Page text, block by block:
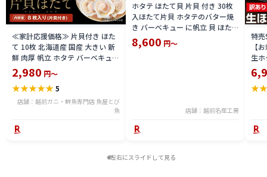
≪家計応援価格≫ 片貝付き ほた
て 10枚 北海道産 国産 大きい 新
鮮 肉厚 帆立 ホタテ バーベキュー
バター焼き グラタン バーベキュ
ー hotate
2,980 円～
★★★★★5
店舗：越前ガニ・鮮魚専門店 魚屋とび
魚
ホタテ ほたて貝 片貝 付き 30枚
入ほたて片貝 ホタテのバター焼
き バーベキュー に帆立 貝 ほたて
冷凍 品 帆立貝 殻付きホタテ貝 要
加熱調理 ホタテ 殻付き 限定 楽天
8,600 円～
店舗：越前名産工房
特
【
生
大
[訳
た
★
左右にスライドして見る